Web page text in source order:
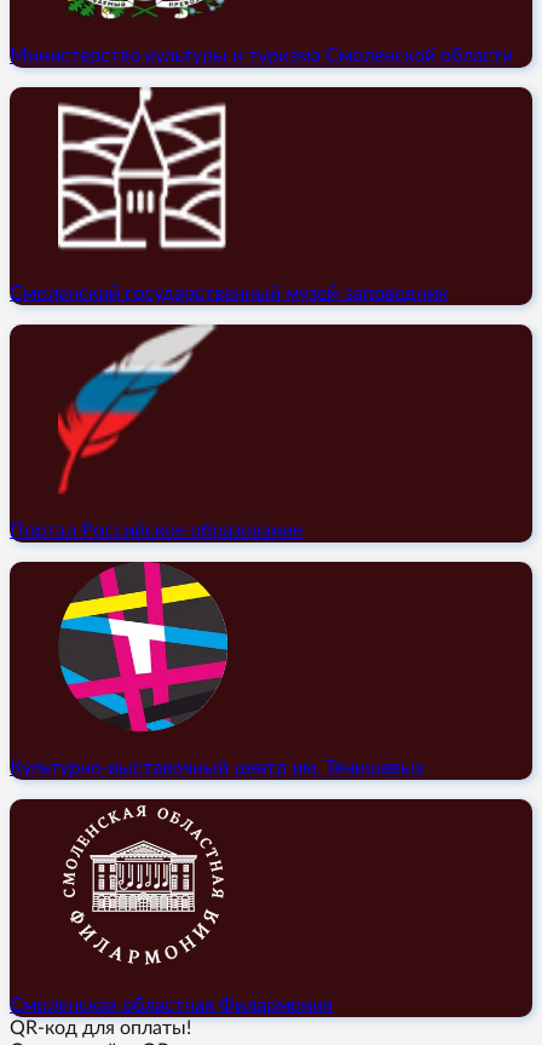
Министерство культуры и туризма Смоленской области
Смоленский государственный музей-заповедник
Портал Российское образование
Культурно-выставочный центр им. Тенишевых
Смоленская областная Филармония
QR-код для оплаты!